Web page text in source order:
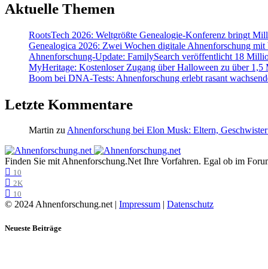
Aktuelle Themen
RootsTech 2026: Weltgrößte Genealogie-Konferenz bringt
Genealogica 2026: Zwei Wochen digitale Ahnenforschung mit
Ahnenforschung-Update: FamilySearch veröffentlicht 18
MyHeritage: Kostenloser Zugang über Halloween zu über 1,5
Boom bei DNA-Tests: Ahnenforschung erlebt rasant
Letzte Kommentare
Martin zu Ahnenforschung bei Elon Musk: Eltern,
Finden Sie mit Ahnenforschung.Net Ihre Vorfahren. Egal ob im
10
2K
10
© 2024 Ahnenforschung.net | Impressum | Datenschutz
Neueste Beiträge